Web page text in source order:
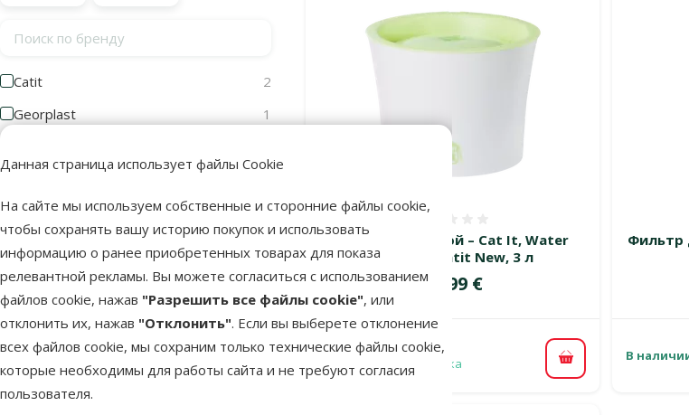
Данная страница использует файлы Cookie
На сайте мы используем собственные и сторонние файлы cookie,
чтобы сохранять вашу историю покупок и использовать
информацию о ранее приобретенных товарах для показа
релевантной рекламы. Вы можете согласиться с использованием
файлов cookie, нажав "Разрешить все файлы cookie", или
отклонить их, нажав "Отклонить". Если вы выберете отклонение
всех файлов cookie, мы сохраним только технические файлы cookie,
которые необходимы для работы сайта и не требуют согласия
пользователя.
Поиск по бренду
Catit
2
Georplast
1
Цена
9 € 40 €
Оценка
Оценка 100%
0
Фонтан питьевой – Cat It, Water
Fountain Catit New, 3 л
Цена
39,99 €
В наличии
Бесплатная доставка
В корзину
Фильтр
В